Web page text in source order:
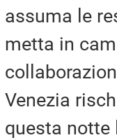
assuma le
metta in
Venezia
questa notte